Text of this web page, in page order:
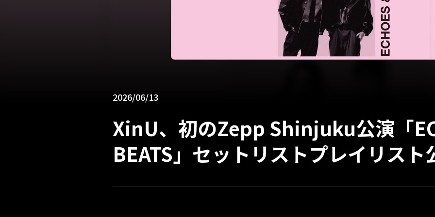
2026/06/13
XinU、初のZepp Shinjuku公演「
BEATS」セットリストプレイリスト